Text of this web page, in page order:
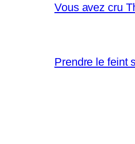
Vous avez cru
Prendre le feint